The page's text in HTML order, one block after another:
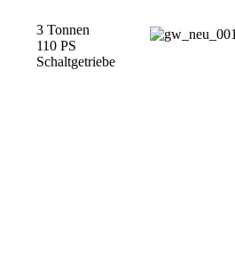
3 Tonnen
110 PS
Schaltgetriebe